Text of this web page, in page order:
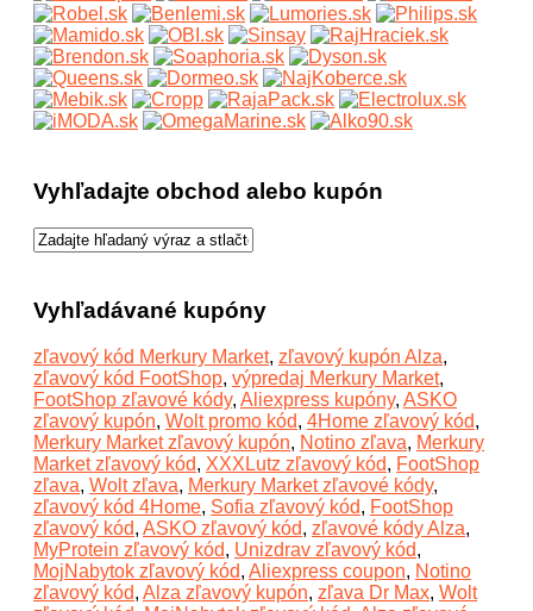
Vyhľadajte obchod alebo kupón
Vyhľadávané kupóny
zľavový kód Merkury Market, zľavový kupón Alza,
zľavový kód FootShop, výpredaj Merkury Market,
FootShop zľavové kódy, Aliexpress kupóny, ASKO
zľavový kupón, Wolt promo kód, 4Home zľavový kód,
Merkury Market zľavový kupón, Notino zľava, Merkury
Market zľavový kód, XXXLutz zľavový kód, FootShop
zľava, Wolt zľava, Merkury Market zľavové kódy,
zľavový kód 4Home, Sofia zľavový kód, FootShop
zľavový kód, ASKO zľavový kód, zľavové kódy Alza,
MyProtein zľavový kód, Unizdrav zľavový kód,
MojNabytok zľavový kód, Aliexpress coupon, Notino
zľavový kód, Alza zľavový kupón, zľava Dr Max, Wolt